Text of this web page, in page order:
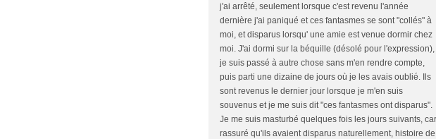
j'ai arrêté, seulement lorsque c'est revenu l'année
dernière j'ai paniqué et ces fantasmes se sont "collés" à
moi, et disparus lorsqu' une amie est venue dormir chez
moi. J'ai dormi sur la béquille (désolé pour l'expression),
je suis passé à autre chose sans m'en rendre compte,
puis parti une dizaine de jours où je les avais oublié. Ils
sont revenus le dernier jour lorsque je m'en suis
souvenus et je me suis dit "ces fantasmes ont disparus".
Je me suis masturbé quelques fois les jours suivants, car
rassuré qu'ils avaient disparus naturellement, histoire de